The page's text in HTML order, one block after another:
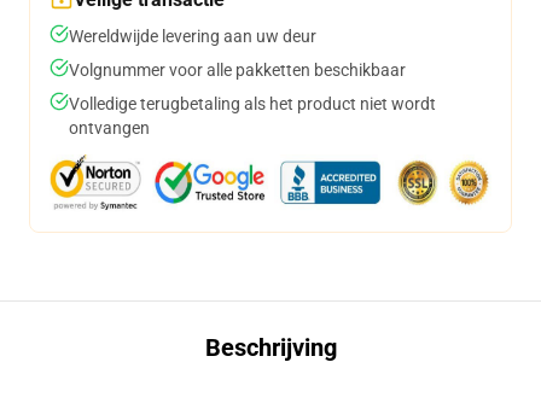
Wereldwijde levering aan uw deur
Volgnummer voor alle pakketten beschikbaar
Volledige terugbetaling als het product niet wordt
ontvangen
Beschrijving